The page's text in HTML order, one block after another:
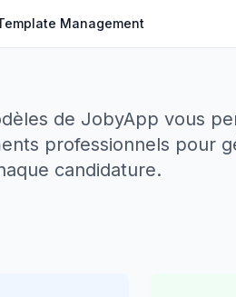
Management
de JobyApp vous
professionnels pour
candidature.